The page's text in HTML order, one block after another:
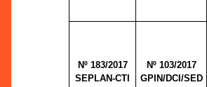
Nº 183/2017
SEPLAN-CTI
Nº 103/2017
GPIN/DCI/SED